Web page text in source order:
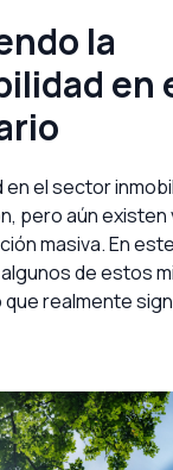
la
en
en el sector
pero aún existen
masiva. En
de estos
que realmente